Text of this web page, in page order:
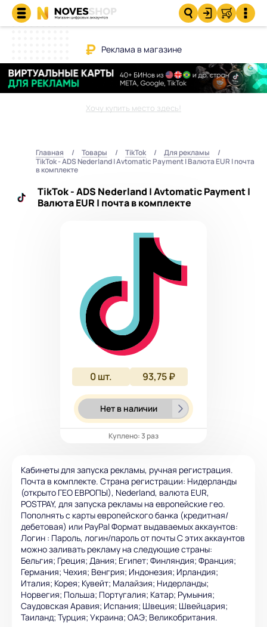
Реклама в магазине
Хочу купить место здесь!
Главная Товары TikTok
Для рекламы
TikTok - ADS Nederland | Avtomatic Payment | Валюта EUR | почта
в комплекте
TikTok - ADS Nederland | Avtomatic Payment |
Валюта EUR | почта в комплекте
0шт. 93,75 ₽
Нет в наличии
Куплено: 3 раз
Кабинеты для запуска рекламы, ручная регистрация.
Почта в комплекте. Страна регистрации: Нидерланды
(открыто ГЕО ЕВРОПЫ), Nederland, валюта EUR,
POSTPAY, для запуска рекламы на европейские гео.
Пополнять с карты европейского банка (кредитная/
дебетовая) или PayPal Формат выдаваемых аккаунтов:
Логин : Пароль, логин/пароль от почты С этих аккаунтов
можно заливать рекламу на следующие страны:
Бельгия; Греция; Дания; Египет; Финляндия; Франция;
Германия; Чехия; Венгрия; Индонезия; Ирландия;
Италия; Корея; Кувейт; Малайзия; Нидерланды;
Норвегия; Польша; Португалия; Катар; Румыния;
Саудовская Аравия; Испания; Швеция; Швейцария;
Таиланд; Турция; Украина; ОАЭ; Великобритания.